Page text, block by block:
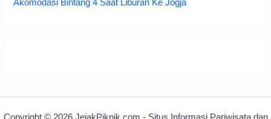
Akomodasi Bintang 4 Saat Liburan Ke Jogja